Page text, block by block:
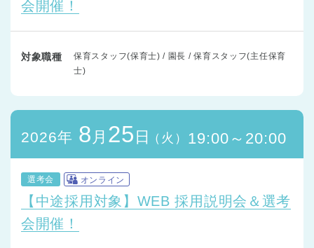
会開催！
対象職種
保育スタッフ(保育士) / 園長 / 保育スタッフ(主任保育
士)
2026年 8 月 25 日 （火） 19:00～20:00
選考会 オンライン
【中途採用対象】WEB 採用説明会＆選考
会開催！